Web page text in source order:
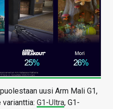
uusi Arm Mali G1,
G1-Ultra, G1-